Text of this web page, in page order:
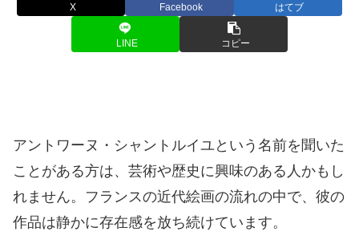
X Facebook はてブ
LINE コピー
アントワーヌ・シャントルイユという名前を聞いた
ことがある方は、芸術や歴史に興味のある人かもし
れません。フランスの近代絵画の流れの中で、彼の
作品は静かに存在感を放ち続けています。